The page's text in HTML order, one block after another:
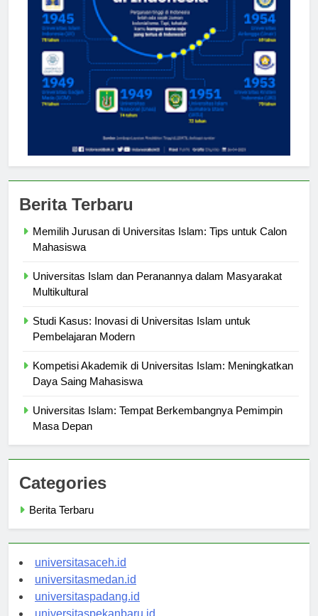
Berita Terbaru
Memilih Jurusan di Universitas Islam: Tips untuk Calon
Universitas Islam dan Peranannya dalam Masyarakat
Studi Kasus: Inovasi di Universitas Islam untuk
Kompetisi Akademik di Universitas Islam: Meningkatkan
Universitas Islam: Tempat Berkembangnya Pemimpin
Categories
universitasaceh.id
universitasmedan.id
universitaspadang.id